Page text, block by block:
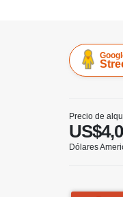
Precio de
Dólares